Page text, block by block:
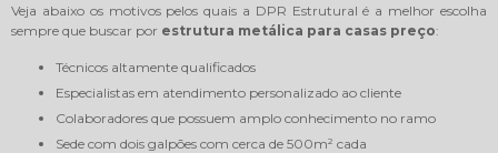
Veja abaixo os motivos pelos quais a DPR Estrutural é a melhor escolha
sempre que buscar por estrutura metálica para casas preço:
técnicos altamente qualificados
especialistas em atendimento personalizado ao cliente
colaboradores que possuem amplo conhecimento no ramo
sede com dois galpões com cerca de 500m² cada